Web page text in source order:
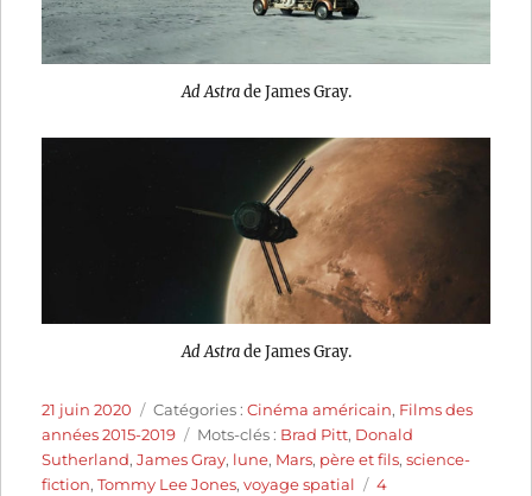
Ad Astrade James Gray.
Ad Astrade James Gray.
Publié
le
21 juin 2020 Catégories
Catégories :Cinéma américain, Films des
années 2015-2019
Étiquettes
Mots-clés : Brad Pitt, Donald
Sutherland,James Gray, lune, Mars, père et fils,science-
fiction,Tommy Lee Jones,voyage spatial
4